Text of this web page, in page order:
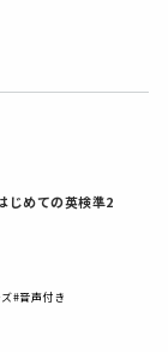
じめての英検準2
#音声付き